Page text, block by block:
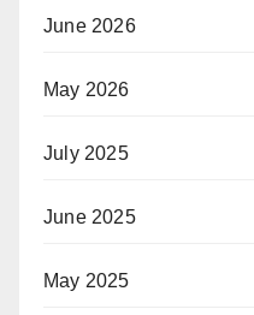
June 2026
May 2026
July 2025
June 2025
May 2025